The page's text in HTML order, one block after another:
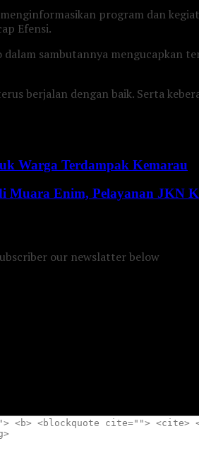
program dan
Efensi.
sambutannya mengucapkan
berjalan dengan baik. Serta
Warga Terdampak Kemarau
Muara Enim, Pelayanan JKN
our newslatter below